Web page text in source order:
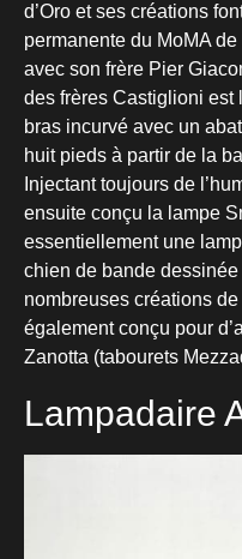
d’Oro et ses créations
permanente du MoMA
avec son frère Pier
des frères Castiglioni est
bras incurvé avec un
huit pieds à partir de la
Injectant toujours de
ensuite conçu la lampe
essentiellement une
chien de bande
nombreuses créations
également conçu pour
Zanotta (tabourets
Lampadaire